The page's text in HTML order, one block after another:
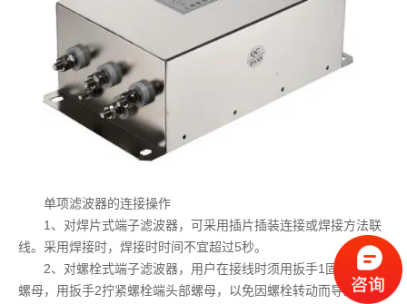
单项滤波器的连接操作
1、对焊片式端子滤波器，可采用插片插装连接或焊接方法联
线。采用焊接时，焊接时时间不宜超过5秒。
2、对螺栓式端子滤波器，用户在接线时须用扳手1固定住根部
螺母，用扳手2拧紧螺栓端头部螺母，以免因螺栓转动而导致内部